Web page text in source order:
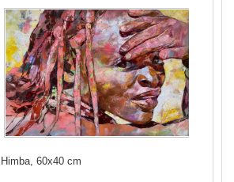
Himba, 60x40 cm